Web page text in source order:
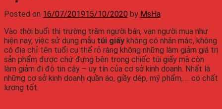
Posted on 16/07/201915/10/2020 by MsHa
Vào thời buổi thị trường trăm người bán, vạn người mua như
hiện nay, việc sử dụng mẫu túi giấy không có nhãn mác, không
có địa chỉ tên tuổi cụ thể rỏ ràng không những làm giảm giá trị
sản phẩm được chứ đựng bên trong chiếc túi giấy mà còn
làm giảm đi độ tin cậy – uy tín của cơ sở kinh doanh. Nhất là
những cơ sở kinh doanh quần áo, giầy dép, mỹ phẩm,…. có chất
lượng tốt.